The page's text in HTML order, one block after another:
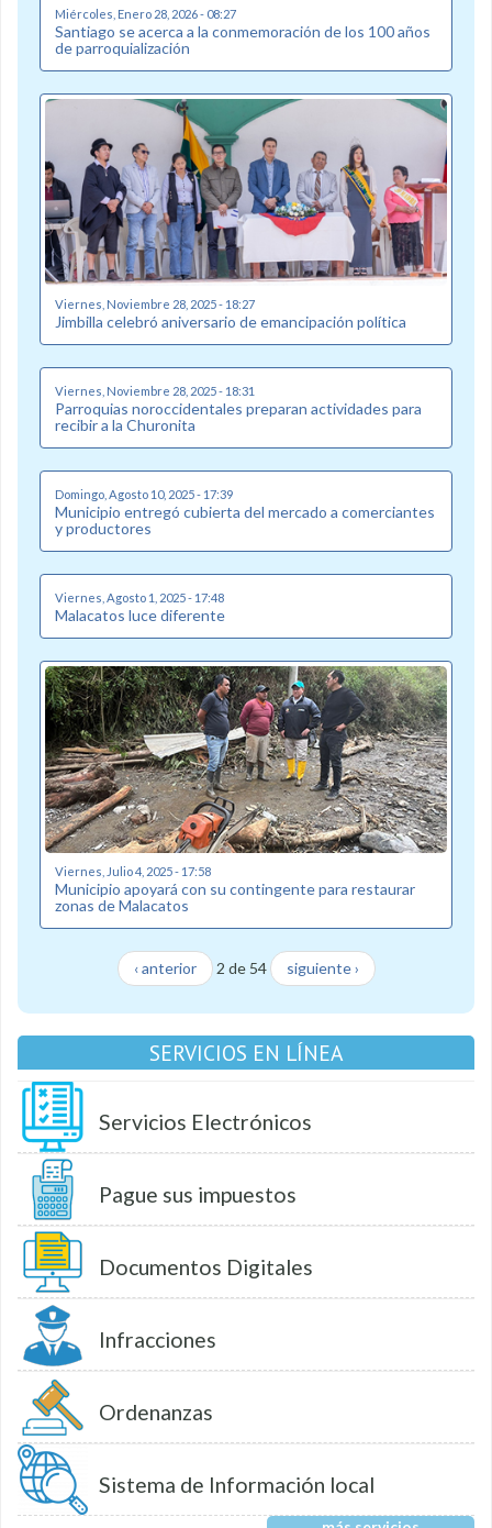
Miércoles, Enero 28, 2026 - 08:27
Santiago se acerca a la conmemoración de los 100 años
de parroquialización
Viernes, Noviembre 28, 2025 - 18:27
Jimbilla celebró aniversario de emancipación política
Viernes, Noviembre 28, 2025 - 18:31
Parroquias noroccidentales preparan actividades para
recibir a la Churonita
Domingo, Agosto 10, 2025 - 17:39
Municipio entregó cubierta del mercado a comerciantes
y productores
Viernes, Agosto 1, 2025 - 17:48
Malacatos luce diferente
Viernes, Julio 4, 2025 - 17:58
Municipio apoyará con su contingente para restaurar
zonas de Malacatos
‹ anterior 2 de 54 siguiente ›
SERVICIOS EN LÍNEA
Servicios Electrónicos
Pague sus impuestos
Documentos Digitales
Infracciones
Ordenanzas
Sistema de Información local